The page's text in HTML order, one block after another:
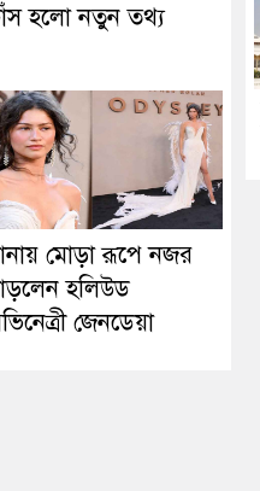
হলো নতুন তথ্য
মোড়া রূপে নজর
হলিউড
জেনডেয়া